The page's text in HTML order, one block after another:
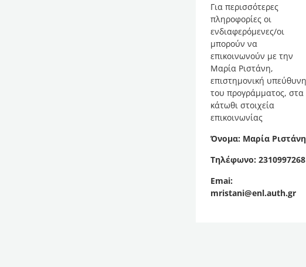
Για περισσότερες
πληροφορίες οι
ενδιαφερόμενες/οι
μπορούν να
επικοινωνούν με την
Μαρία Ριστάνη,
επιστημονική υπεύθυνη
του προγράμματος, στα
κάτωθι στοιχεία
επικοινωνίας
Όνομα: Μαρία Ριστάνη
Τηλέφωνο: 2310997268
Emai:
mristani@enl.auth.gr